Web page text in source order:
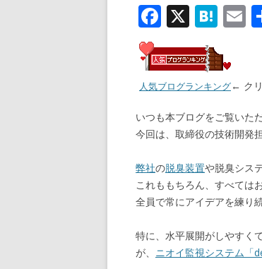
F
e
b
o
o
X H
e
n
a
E
l
人気ブログランキング← ク
いつも本ブログをご覧いた
今回は、取締役の技術開発
弊社の脱臭装置や脱臭システ
これももちろん、すべては
全員で常にアイデアを練り
特に、水平展開がしやすく
が、 ニオイ監視システム「